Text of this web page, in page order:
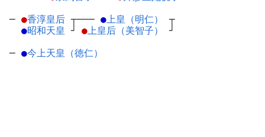
─ ●香淳皇后 ┬
●昭和天皇 ┘
─── ●上皇（明仁）
┬
●上皇后（美智子） ┘
─ ●今上天皇（徳仁）